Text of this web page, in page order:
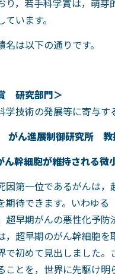
り，若手科学賞は，萌
います。
名は以下の通りです。
研究部門＞
学技術の発展等に寄与す
ん進展制御研究所 教
幹細胞が維持される微
第一位であるがんは，
期待できます。いわゆ
超早期がんの悪性化予防
，超早期のがん幹細胞を
で初めて見出しました
ことを，世界に先駆け明